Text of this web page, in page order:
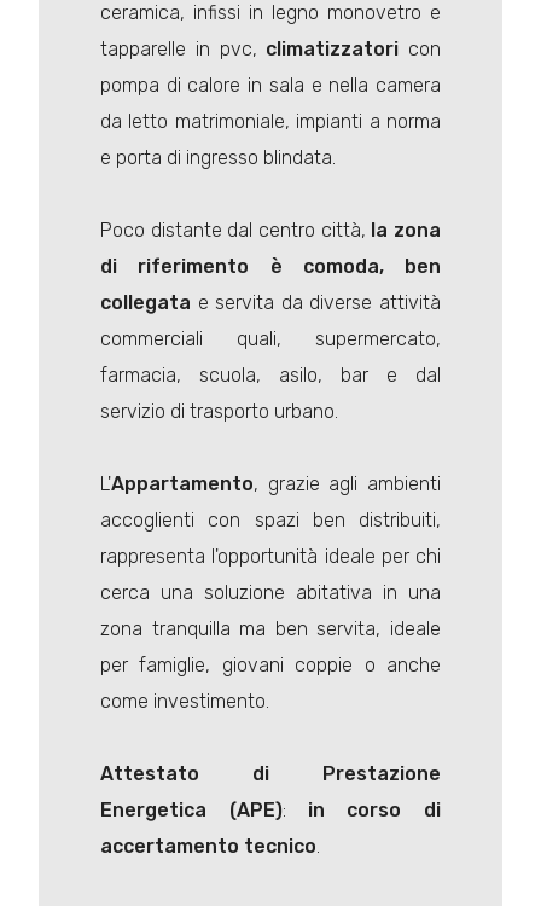
ceramica, infissi in legno monovetro e
tapparelle in pvc, climatizzatori con
pompa di calore in sala e nella camera
da letto matrimoniale, impianti a norma
e porta di ingresso blindata.
Poco distante dal centro città, la zona
di riferimento è comoda, ben
collegata e servita da diverse attività
commerciali quali, supermercato,
farmacia, scuola, asilo, bar e dal
servizio di trasporto urbano.
L'Appartamento, grazie agli ambienti
accoglienti con spazi ben distribuiti,
rappresenta l'opportunità ideale per chi
cerca una soluzione abitativa in una
zona tranquilla ma ben servita, ideale
per famiglie, giovani coppie o anche
come investimento.
Attestato di Prestazione
Energetica (APE): in corso di
accertamento tecnico.